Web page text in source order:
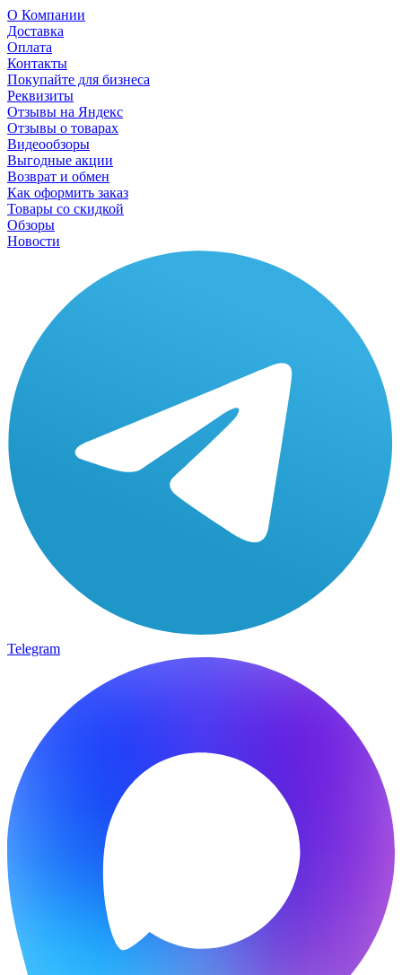
О Компании
Доставка
Оплата
Контакты
Покупайте для бизнеса
Реквизиты
Отзывы на Яндекс
Отзывы о товарах
Видеообзоры
Выгодные акции
Возврат и обмен
Как оформить заказ
Товары со скидкой
Обзоры
Новости
Telegram